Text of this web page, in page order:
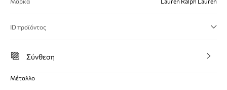
ID προϊόντος
Σύνθεση
Μέταλλο